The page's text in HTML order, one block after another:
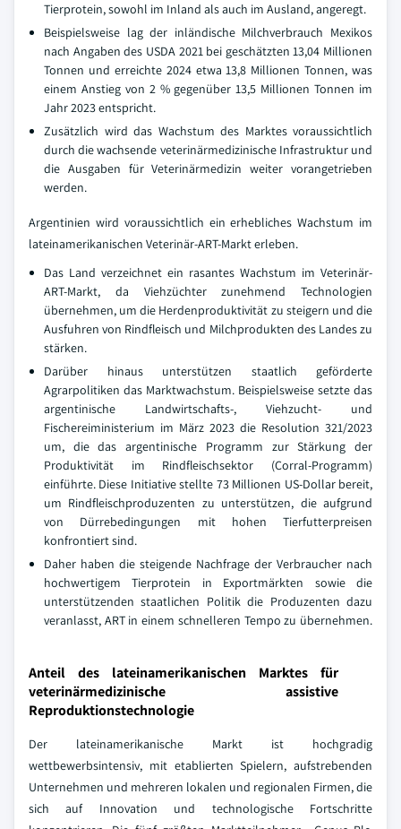
Tierprotein, sowohl im Inland als auch im Ausland, angeregt.
Beispielsweise lag der inländische Milchverbrauch Mexikos
nach Angaben des USDA 2021 bei geschätzten 13,04 Millionen
Tonnen und erreichte 2024 etwa 13,8 Millionen Tonnen, was
einem Anstieg von 2 % gegenüber 13,5 Millionen Tonnen im
Jahr 2023 entspricht.
Zusätzlich wird das Wachstum des Marktes voraussichtlich
durch die wachsende veterinärmedizinische Infrastruktur und
die Ausgaben für Veterinärmedizin weiter vorangetrieben
werden.
Argentinien wird voraussichtlich ein erhebliches Wachstum im
lateinamerikanischen Veterinär-ART-Markt erleben.
Das Land verzeichnet ein rasantes Wachstum im Veterinär-
ART-Markt, da Viehzüchter zunehmend Technologien
übernehmen, um die Herdenproduktivität zu steigern und die
Ausfuhren von Rindfleisch und Milchprodukten des Landes zu
stärken.
Darüber hinaus unterstützen staatlich geförderte
Agrarpolitiken das Marktwachstum. Beispielsweise setzte das
argentinische Landwirtschafts-, Viehzucht- und
Fischereiministerium im März 2023 die Resolution 321/2023
um, die das argentinische Programm zur Stärkung der
Produktivität im Rindfleischsektor (Corral-Programm)
einführte. Diese Initiative stellte 73 Millionen US-Dollar bereit,
um Rindfleischproduzenten zu unterstützen, die aufgrund
von Dürrebedingungen mit hohen Tierfutterpreisen
konfrontiert sind.
Daher haben die steigende Nachfrage der Verbraucher nach
hochwertigem Tierprotein in Exportmärkten sowie die
unterstützenden staatlichen Politik die Produzenten dazu
veranlasst, ART in einem schnelleren Tempo zu übernehmen.
Anteil des lateinamerikanischen Marktes für
veterinärmedizinische assistive
Reproduktionstechnologie
Der lateinamerikanische Markt ist hochgradig
wettbewerbsintensiv, mit etablierten Spielern, aufstrebenden
Unternehmen und mehreren lokalen und regionalen Firmen, die
sich auf Innovation und technologische Fortschritte